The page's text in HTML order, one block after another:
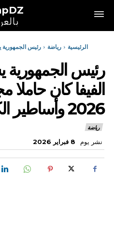
الرئيسية رياضة
رئيس الجمهورية
رئيس الجمهورية
الفيفا كان
2026 وأساطير الكرة الجزائرية
رياضة
نشر يوم 8 فبراير 2026